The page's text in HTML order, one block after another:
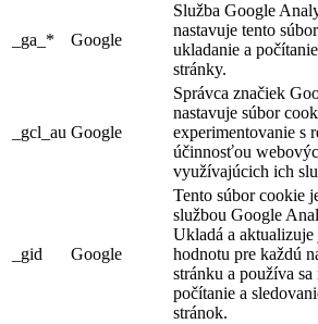
_ga_* Google
Služba Google
nastavuje tento
ukladanie a
stránky.
_gcl_au Google
Správca značiek
nastavuje súbor
experimentovanie s
účinnosťou
využívajúcich ich
_gid Google
Tento súbor cookie
službou Google
Ukladá a aktualizuje
hodnotu pre každú
stránku a používa sa
počítanie a
stránok.